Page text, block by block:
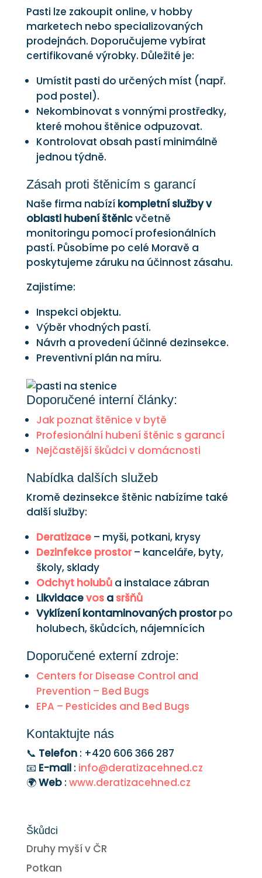
Pasti lze zakoupit online, v hobby
marketech nebo specializovaných
prodejnách. Doporučujeme vybírat
certifikované výrobky. Důležité je:
Umístit pasti do určených míst (např.
pod postel).
Nekombinovat s vonnými prostředky,
které mohou štěnice odpuzovat.
Kontrolovat obsah pastí minimálně
jednou týdně.
Zásah proti štěnicím s garancí
Naše firma nabízí kompletní služby v
oblasti hubení štěnicvčetně
monitoringu pomocí profesionálních
pastí. Působíme po celé Moravě a
poskytujeme záruku na účinnost zásahu.
Zajistíme:
Inspekci objektu.
Výběr vhodných pastí.
Návrh a provedení účinné dezinsekce.
Preventivní plán na míru.
Doporučené interní články:
Jak poznat štěnice v bytě
Profesionální hubení štěnic s garancí
Nejčastější škůdci v domácnosti
Nabídka dalších služeb
Kromě dezinsekce štěnic nabízíme také
další služby:
Deratizace– myši, potkani, krysy
Dezinfekce prostor– kanceláře, byty,
školy, sklady
Odchyt holubůa instalace zábran
Likvidacevosa sršňů
Vyklízení kontaminovaných prostorpo
holubech, škůdcích, nájemnících
Doporučené externí zdroje:
Centers for Disease Control and
Prevention – Bed Bugs
EPA – Pesticides and Bed Bugs
Kontaktujte nás
📞 Telefon: +420 606 366 287
📧 E-mail: info@deratizacehned.cz
🌍Web: www.deratizacehned.cz
Škůdci
Druhy myší v ČR
Potkan